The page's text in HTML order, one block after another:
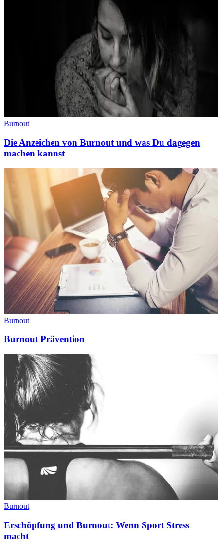
Burnout
Die Anzeichen von Burnout und was Du dagegen
machen kannst
Burnout
Burnout Prävention
Burnout
Erschöpfung und Burnout: Wenn Sport Stress
macht